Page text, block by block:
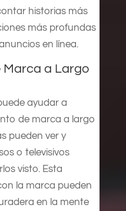
historias más
más profundas
en línea.
Marca a Largo
ayudar a
de marca a largo
pueden ver y
o televisivos
visto. Esta
la marca pueden
en la mente